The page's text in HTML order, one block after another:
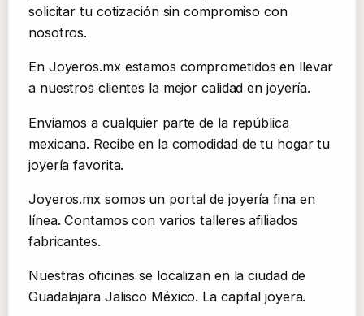
solicitar tu cotización sin compromiso con
nosotros.
En Joyeros.mx estamos comprometidos en llevar
a nuestros clientes la mejor calidad en joyería.
Enviamos a cualquier parte de la república
mexicana. Recibe en la comodidad de tu hogar tu
joyería favorita.
Joyeros.mx somos un portal de joyería fina en
línea. Contamos con varios talleres afiliados
fabricantes.
Nuestras oficinas se localizan en la ciudad de
Guadalajara Jalisco México. La capital joyera.